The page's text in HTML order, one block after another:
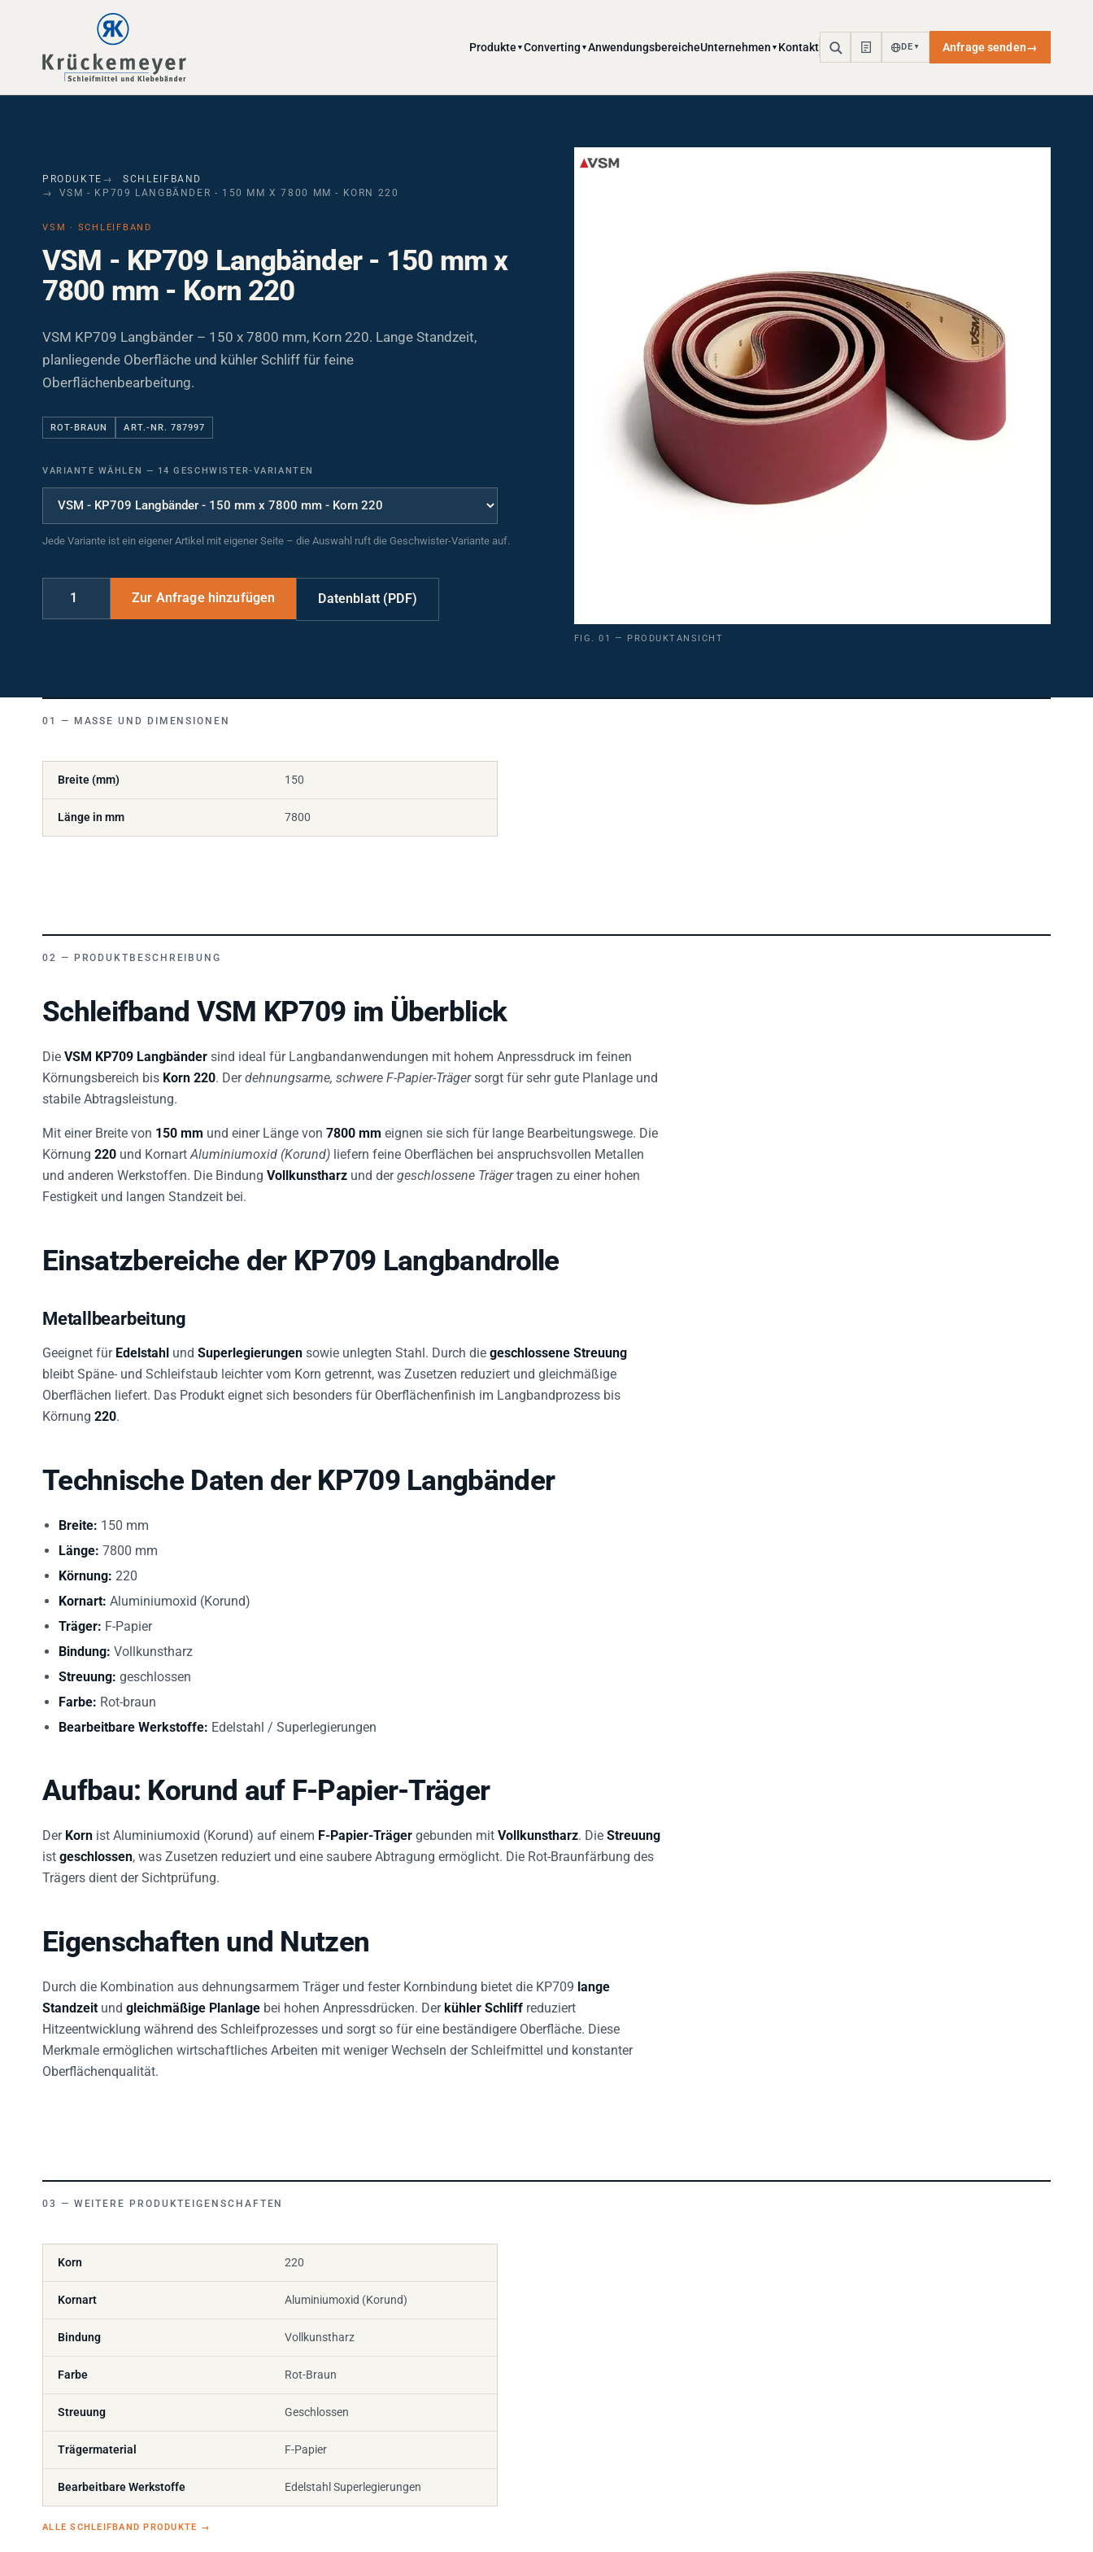
Skip to main navigation
Skip to main content
Skip to page footer
Produkte ▼Converting ▼ AnwendungsbereicheUnternehmen ▼ Kontakt DE ▼ Anfrage senden→
PRODUKTE
SCHLEIFBAND
VSM - KP709 LANGBÄNDER - 150 MM X 7800 MM - KORN 220
VSM · SCHLEIFBAND
VSM - KP709 Langbänder - 150 mm x
7800 mm - Korn 220
VSM KP709 Langbänder – 150 x 7800 mm, Korn 220. Lange Standzeit,
planliegende Oberfläche und kühler Schliff für feine
Oberflächenbearbeitung.
ROT-BRAUN ART.-NR. 787997
VARIANTE WÄHLEN — 14 GESCHWISTER-VARIANTEN
Jede Variante ist ein eigener Artikel mit eigener Seite – die Auswahl ruft die Geschwister-Variante auf.
Datenblatt (PDF)
FIG. 01 — PRODUKTANSICHT
MASSE UND DIMENSIONEN
Breite (mm) 150
Länge in mm 7800
PRODUKTBESCHREIBUNG
Schleifband VSM KP709 im Überblick
Die VSM KP709 Langbänder sind ideal für Langbandanwendungen mit hohem Anpressdruck im feinen
Körnungsbereich bis Korn 220. Derdehnungsarme, schwere F-Papier-Trägersorgt für sehr gute Planlage und
stabile Abtragsleistung.
Mit einer Breite von 150 mm und einer Länge von 7800 mm eignen sie sich für lange Bearbeitungswege. Die
Körnung 220 und KornartAluminiumoxid (Korund) liefern feine Oberflächen bei anspruchsvollen Metallen
und anderen Werkstoffen. Die Bindung Vollkunstharz und dergeschlossene Trägertragen zu einer hohen
Festigkeit und langen Standzeit bei.
Einsatzbereiche der KP709 Langbandrolle
Metallbearbeitung
Geeignet für Edelstahl und Superlegierungen sowie unlegten Stahl. Durch die geschlossene Streuung
bleibt Späne- und Schleifstaub leichter vom Korn getrennt, was Zusetzen reduziert und gleichmäßige
Oberflächen liefert. Das Produkt eignet sich besonders für Oberflächenfinish im Langbandprozess bis
Körnung 220.
Technische Daten der KP709 Langbänder
Breite: 150 mm
Länge: 7800 mm
Körnung: 220
Kornart: Aluminiumoxid (Korund)
Träger: F-Papier
Bindung: Vollkunstharz
Streuung: geschlossen
Farbe: Rot-braun
Bearbeitbare Werkstoffe: Edelstahl / Superlegierungen
Aufbau: Korund auf F-Papier-Träger
Der Korn ist Aluminiumoxid (Korund) auf einem F-Papier-Träger gebunden mit Vollkunstharz. Die Streuung
ist geschlossen, was Zusetzen reduziert und eine saubere Abtragung ermöglicht. Die Rot-Braunfärbung des
Trägers dient der Sichtprüfung.
Eigenschaften und Nutzen
Durch die Kombination aus dehnungsarmem Träger und fester Kornbindung bietet die KP709 lange
Standzeit und gleichmäßige Planlage bei hohen Anpressdrücken. Der kühler Schliff reduziert
Hitzeentwicklung während des Schleifprozesses und sorgt so für eine beständigere Oberfläche. Diese
Merkmale ermöglichen wirtschaftliches Arbeiten mit weniger Wechseln der Schleifmittel und konstanter
Oberflächenqualität.
WEITERE PRODUKTEIGENSCHAFTEN
Korn 220
Kornart Aluminiumoxid (Korund)
Bindung Vollkunstharz
Farbe Rot-Braun
Streuung Geschlossen
Trägermaterial F-Papier
Bearbeitbare Werkstoffe Edelstahl Superlegierungen
ALLE SCHLEIFBAND PRODUKTE →